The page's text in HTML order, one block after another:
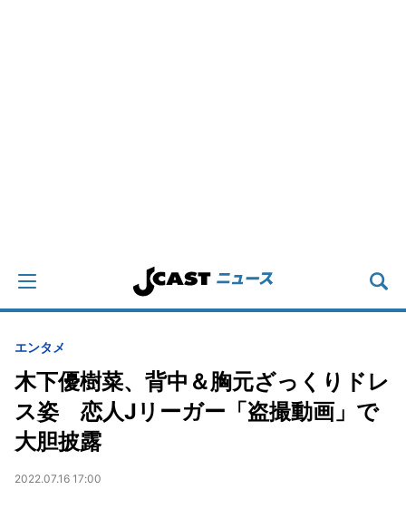
エンタメ
木下優樹菜、背中＆胸元ざっくりドレ
ス姿 恋人Jリーガー「盗撮動画」で
大胆披露
2022.07.16 17:00